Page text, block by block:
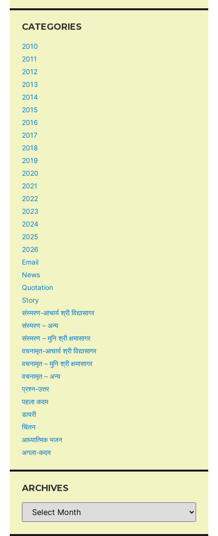
CATEGORIES
2010
2011
2012
2013
2014
2015
2016
2017
2018
2019
2020
2021
2022
2023
2024
2025
2026
Email
News
Quotation
Story
संस्मरण-आचार्य श्री विद्यासागर
संस्मरण – अन्य
संस्मरण – मुनि श्री क्षमासागर
वचनामृत-आचार्य श्री विद्यासागर
वचनामृत – मुनि श्री क्षमासागर
वचनामृत – अन्य
प्रश्न-उत्तर
पहला कदम
डायरी
चिंतन
आध्यात्मिक भजन
अगला-कदम
ARCHIVES